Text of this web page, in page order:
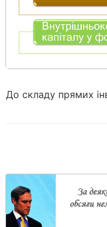
До складу прямих